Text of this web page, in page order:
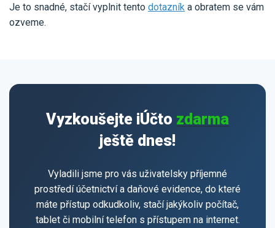
Je to snadné, stačí vyplnit tento dotazník a obratem se vám
ozveme.
Vyzkoušejte iÚčto zdarma
ještě dnes!
Vyladili jsme pro vás uživatelsky příjemné
prostředí účetnictví a daňové evidence, do které
máte přístup odkudkoliv, stačí jakýkoliv počítač,
tablet či mobilní telefon s přístupem na internet.